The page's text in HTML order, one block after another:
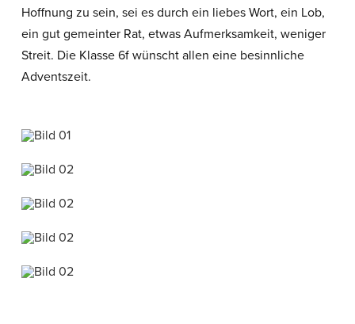
Hoffnung zu sein, sei es durch ein liebes Wort, ein Lob,
ein gut gemeinter Rat, etwas Aufmerksamkeit, weniger
Streit. Die Klasse 6f wünscht allen eine besinnliche
Adventszeit.